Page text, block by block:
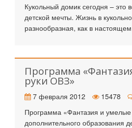
Кукольный домик сегодня – это
детской мечты. Жизнь в
разнообразная, как в
Программа
руки ОВЗ»
7 февраля 2012 15478
Программа «Фантазия и
дополнительного образования